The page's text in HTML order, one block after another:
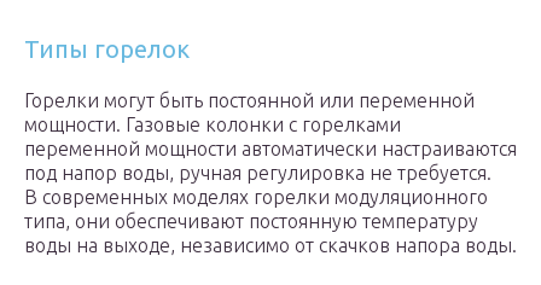
Типы горелок
Горелки могут быть постоянной или переменной
мощности. Газовые колонки с горелками
переменной мощности автоматически настраиваются
под напор воды, ручная регулировка не требуется.
В современных моделях горелки модуляционного
типа, они обеспечивают постоянную температуру
воды на выходе, независимо от скачков напора воды.